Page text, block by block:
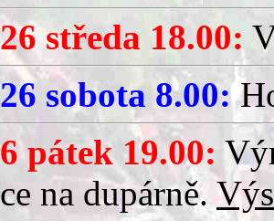
středa 18.00:
sobota 8.00:
pátek 19.00:
na dupárně.